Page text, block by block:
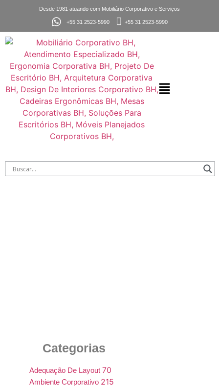
Desde 1981 atuando com Mobiliário Corporativo e Serviços
+55 31 2523-5990 +55 31 2523-5990
Categorias
Adequação De Layout 70
Ambiente Corporativo 215